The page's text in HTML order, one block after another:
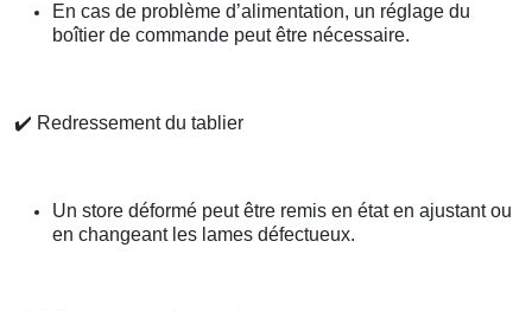
En cas de problème d’alimentation, un réglage du
boîtier de commande peut être nécessaire.
✔️ Redressement du tablier
Un store déformé peut être remis en état en ajustant ou
en changeant les lames défectueux.